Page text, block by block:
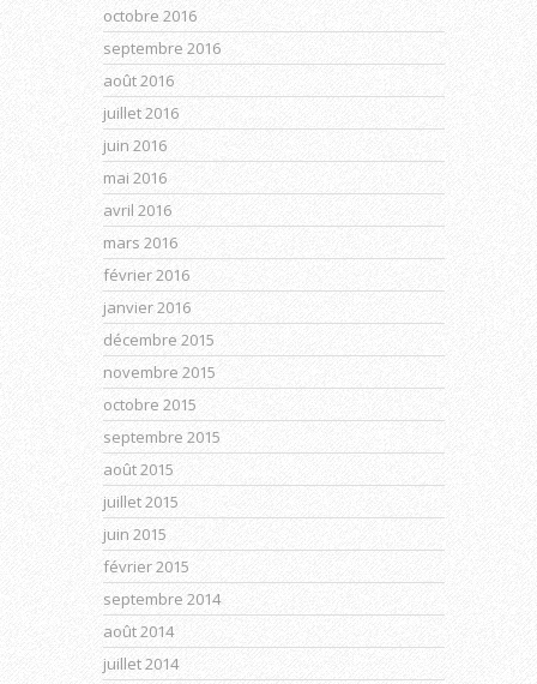
octobre 2016
septembre 2016
août 2016
juillet 2016
juin 2016
mai 2016
avril 2016
mars 2016
février 2016
janvier 2016
décembre 2015
novembre 2015
octobre 2015
septembre 2015
août 2015
juillet 2015
juin 2015
février 2015
septembre 2014
août 2014
juillet 2014